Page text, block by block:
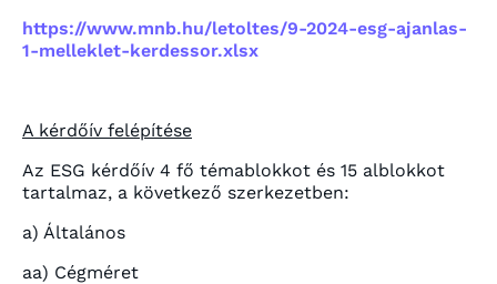
https://www.mnb.hu/letoltes/9-2024-esg-ajanlas-
1-melleklet-kerdessor.xlsx
A kérdőív felépítése
Az ESG kérdőív 4 fő témablokkot és 15 alblokkot
tartalmaz, a következő szerkezetben:
a) Általános
aa) Cégméret